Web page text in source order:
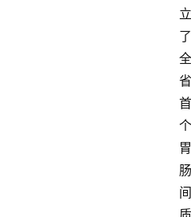
立
了
全
省
首
个
胃
肠
间